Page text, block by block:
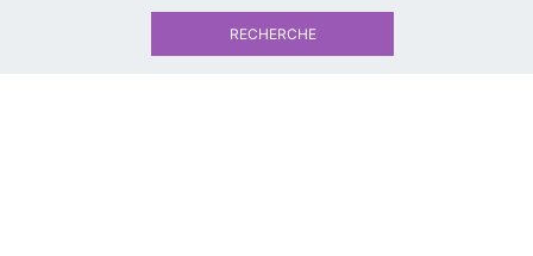
RECHERCHE